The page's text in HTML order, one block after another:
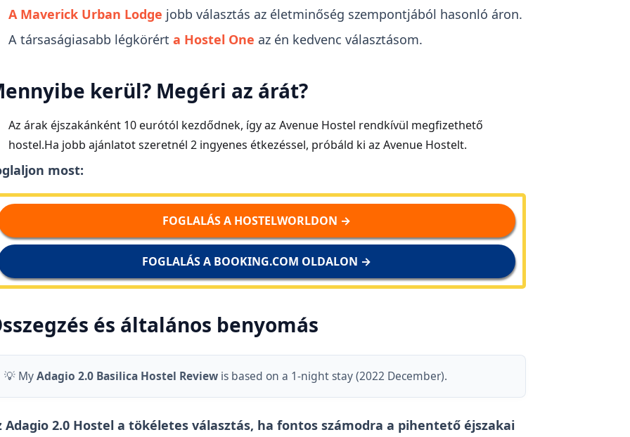
A Maverick Urban Lodge jobb választás az életminőség szempontjából hasonló áron.
A társaságiasabb légkörért a Hostel One az én kedvenc választásom.
kerül? Megéri az árát?
Az árak éjszakánként 10 eurótól kezdődnek, így az Avenue Hostel rendkívül megfizethető
hostel.Ha jobb ajánlatot szeretnél 2 ingyenes étkezéssel, próbáld ki az Avenue Hostelt.
most:
FOGLALÁS A HOSTELWORLDON →
FOGLALÁS A BOOKING.COM OLDALON →
és általános benyomás
💡 MyAdagio 2.0 Basilica Hostel Reviewis based on a 1-night stay (2022 December).
Adagio 2.0 Hostel a tökéletes választás, ha fontos számodra a pihentető éjszakai